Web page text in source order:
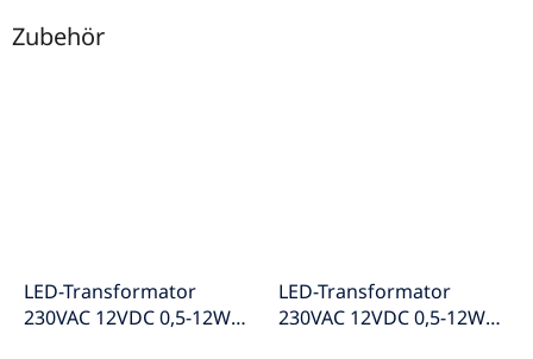
Zubehör
LED-Transformator
230VAC 12VDC 0,5-12W
LED-Transformator
230VAC 12VDC 0,5-12W